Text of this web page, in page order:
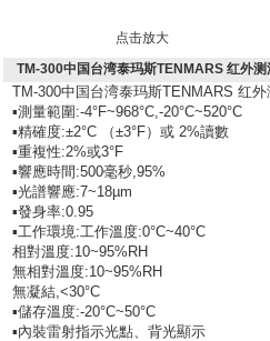
点击放大
TM-300中国台湾泰玛斯TENMARS 红外
TM-300中国台湾泰玛斯TENMARS 红
▪測量範圍:-4°F~968°C,-20°C~520°C
▪精確度:±2°C （±3°F）或 2%讀數
▪重複性:2%或3°F
▪響應時間:500毫秒,95%
▪光譜響應:7~18µm
▪發身率:0.95
▪工作環境:工作溫度:0°C~40°C
相對溫度:10~95%RH
無相對溫度:10~95%RH
無凝結,<30°C
▪儲存溫度:-20°C~50°C
▪內裝雷射指示光點、背光顯示